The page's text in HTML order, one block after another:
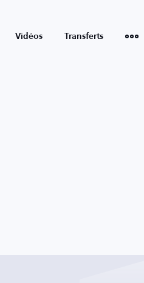
Vidéos Transferts